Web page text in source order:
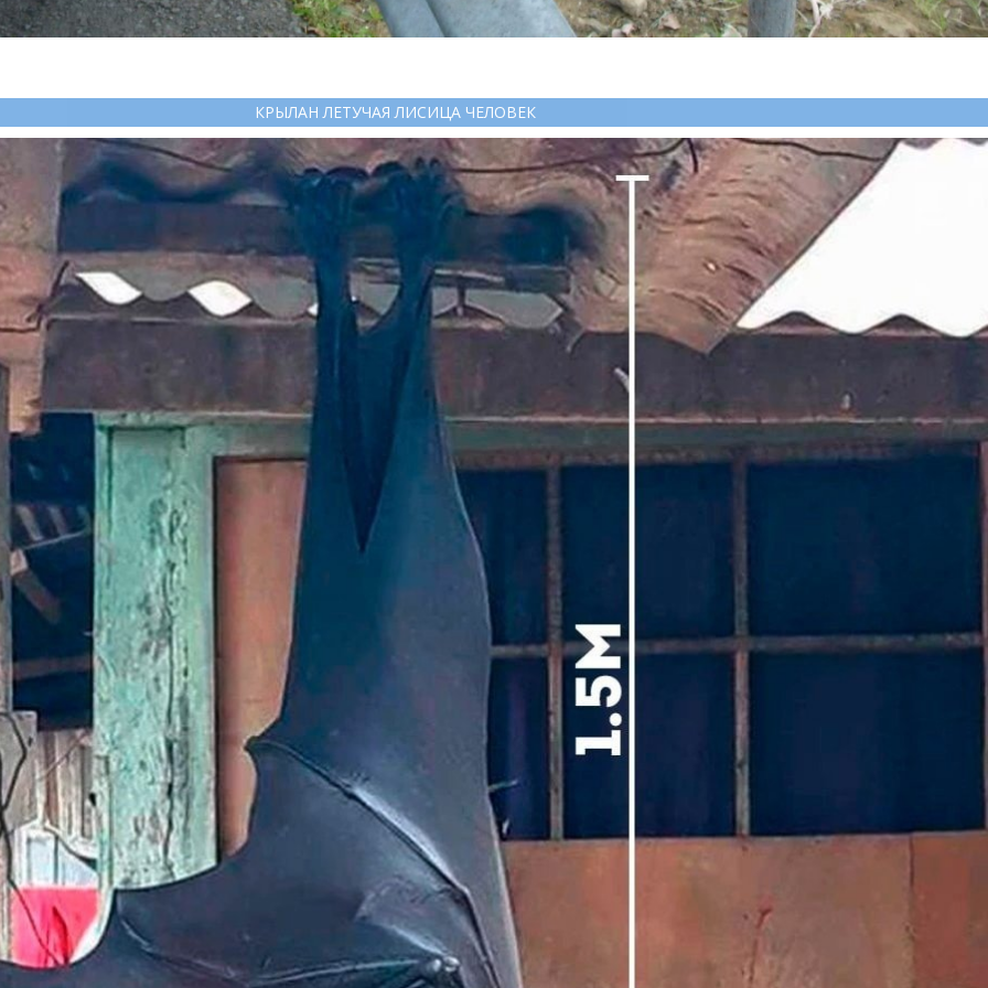
КРЫЛАН ЛЕТУЧАЯ ЛИСИЦА ЧЕЛОВЕК